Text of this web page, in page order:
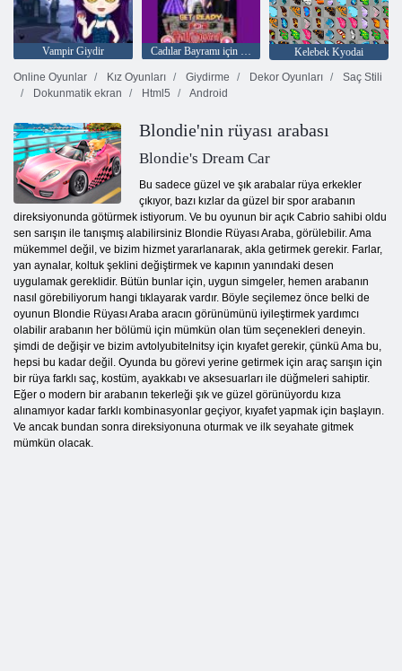
Vampir Giydir Cadılar Bayramı için Hazır Olun
Kelebek Kyodai
Online Oyunlar
Kız Oyunları Giydirme Dekor Oyunları
Saç Stili
Dokunmatik ekran
Html5 Android
Blondie'nin rüyası arabası
Blondie's Dream Car
Bu sadece güzel ve şık arabalar rüya erkekler
çıkıyor, bazı kızlar da güzel bir spor arabanın
direksiyonunda götürmek istiyorum. Ve bu oyunun bir açık Cabrio sahibi oldu
sen sarışın ile tanışmış alabilirsiniz Blondie Rüyası Araba, görülebilir. Ama
mükemmel değil, ve bizim hizmet yararlanarak, akla getirmek gerekir. Farlar,
yan aynalar, koltuk şeklini değiştirmek ve kapının yanındaki desen
uygulamak gereklidir. Bütün bunlar için, uygun simgeler, hemen arabanın
nasıl görebiliyorum hangi tıklayarak vardır. Böyle seçilemez önce belki de
oyunun Blondie Rüyası Araba aracın görünümünü iyileştirmek yardımcı
olabilir arabanın her bölümü için mümkün olan tüm seçenekleri deneyin.
şimdi de değişir ve bizim avtolyubitelnitsy için kıyafet gerekir, çünkü Ama bu,
hepsi bu kadar değil. Oyunda bu görevi yerine getirmek için araç sarışın için
bir rüya farklı saç, kostüm, ayakkabı ve aksesuarları ile düğmeleri sahiptir.
Eğer o modern bir arabanın tekerleği şık ve güzel görünüyordu kıza
alınamıyor kadar farklı kombinasyonlar geçiyor, kıyafet yapmak için başlayın.
Ve ancak bundan sonra direksiyonuna oturmak ve ilk seyahate gitmek
mümkün olacak.